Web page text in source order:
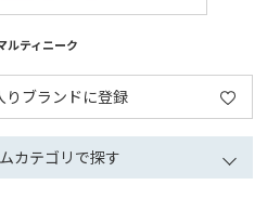
ルティニーク
りブランドに登録
カテゴリで探す